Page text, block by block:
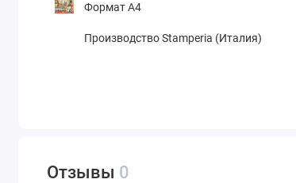
Формат А4
Производство Stamperia (Италия)
Отзывы 0